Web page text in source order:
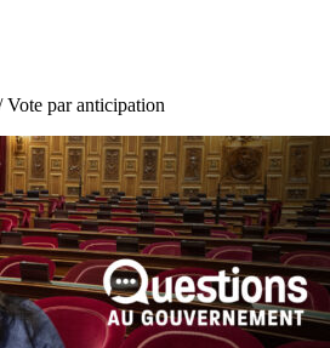
par anticipation